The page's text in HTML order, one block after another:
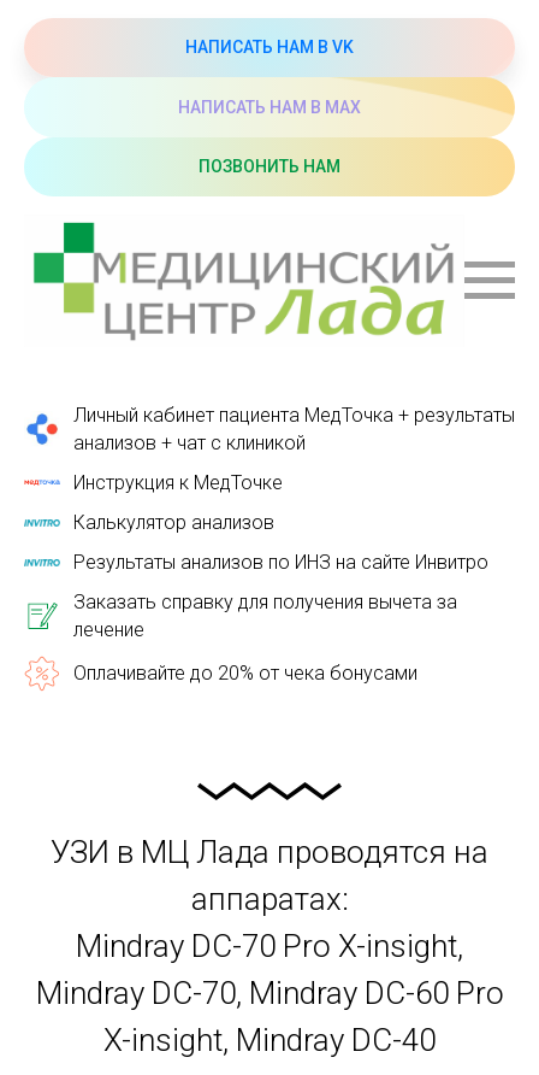
НАПИСАТЬ НАМ В VK
НАПИСАТЬ НАМ В МАХ
ПОЗВОНИТЬ НАМ
Личный кабинет пациента МедТочка + результаты
анализов + чат с клиникой
Инструкция к МедТочке
Калькулятор анализов
Результаты анализов по ИНЗ на сайте Инвитро
Заказать справку для получения вычета за
лечение
Оплачивайте до 20% от чека бонусами
УЗИ в МЦ Лада проводятся на
аппаратах:
Mindray DC-70 Pro X-insight,
Mindray DC-70, Mindray DC-60 Pro
X-insight, Mindray DC-40